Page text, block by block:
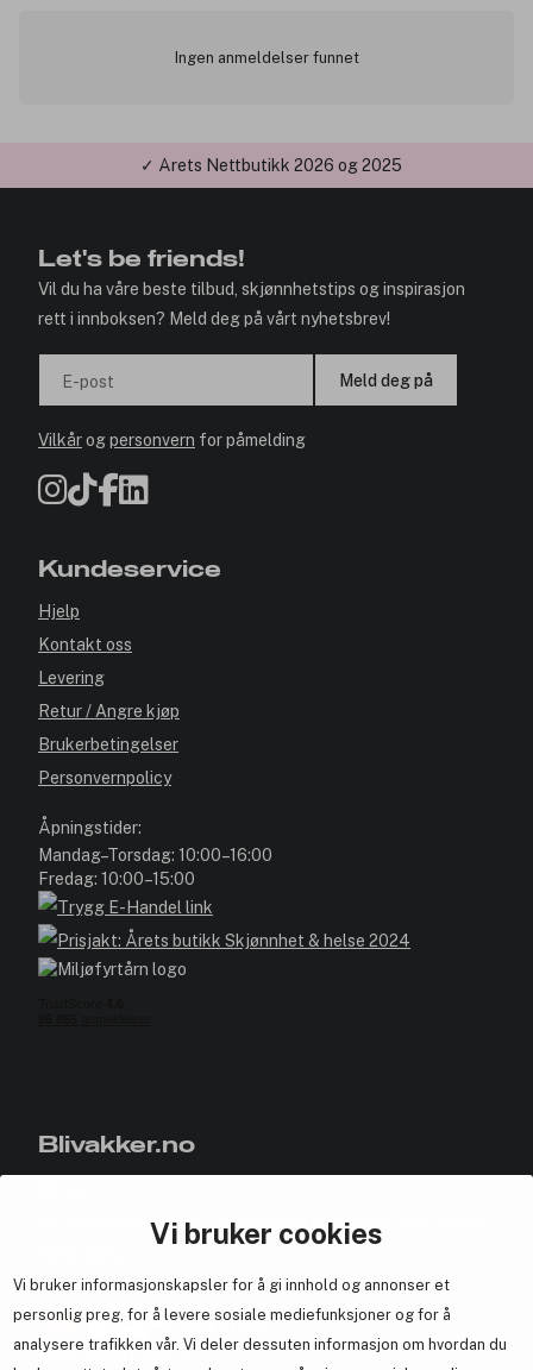
Vi bruker cookies
Vi bruker informasjonskapsler for å gi innhold og annonser et
personlig preg, for å levere sosiale mediefunksjoner og for å
analysere trafikken vår. Vi deler dessuten informasjon om hvordan du
Ingen anmeldelser funnet
✓ Årets Nettbutikk 2026 og 2025
Let's be friends!
Vil du ha våre beste tilbud, skjønnhetstips og inspirasjon
rett i innboksen? Meld deg på vårt nyhetsbrev!
E-post Meld deg på
Vilkårogpersonvern for påmelding
Kundeservice
Hjelp
Kontakt oss
Levering
Retur / Angre kjøp
Brukerbetingelser
Personvernpolicy
Åpningstider:
Mandag–Torsdag: 10:00–16:00
Fredag: 10:00–15:00
Blivakker.no
Bli medlem helt gratis - få poeng og eksklusive rabattkoder.
Samarbeid med oss